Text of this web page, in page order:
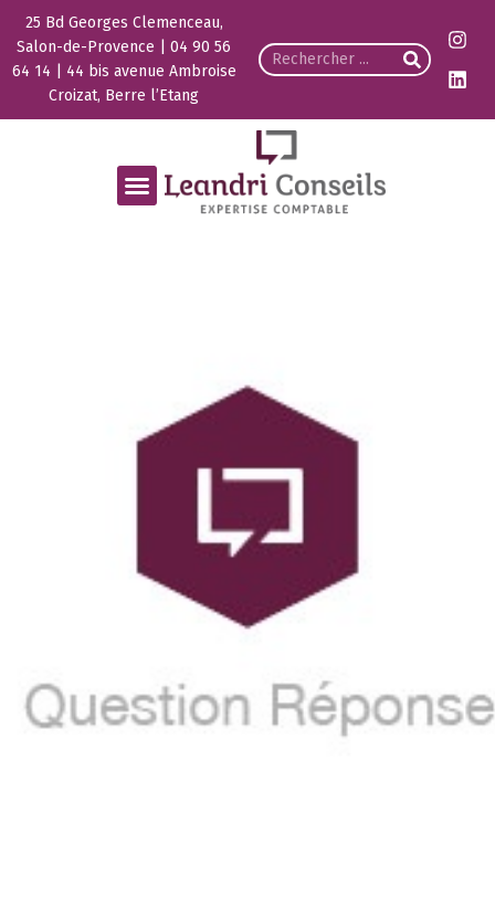
25 Bd Georges Clemenceau,
Salon-de-Provence | 04 90 56
64 14 | 44 bis avenue Ambroise
Croizat, Berre l’Etang